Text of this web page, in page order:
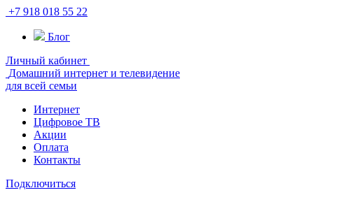
+7 918 018 55 22
Блог
Личный кабинет
Домашний интернет и телевидение
для всей семьи
Интернет
Цифровое ТВ
Акции
Оплата
Контакты
Подключиться